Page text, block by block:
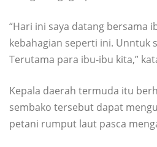
“Hari ini saya datang bersama
kebahagian seperti ini. Unntuk
Terutama para ibu-ibu kita,”
Kepala daerah termuda itu
sembako tersebut dapat
petani rumput laut pasca